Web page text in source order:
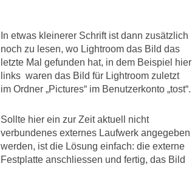
In etwas kleinerer Schrift ist dann zusätzlich
noch zu lesen, wo Lightroom das Bild das
letzte Mal gefunden hat, in dem Beispiel hier
links waren das Bild für Lightroom zuletzt
im Ordner „Pictures“ im Benutzerkonto „tost“.
Sollte hier ein zur Zeit aktuell nicht
verbundenes externes Laufwerk angegeben
werden, ist die Lösung einfach: die externe
Festplatte anschliessen und fertig, das Bild